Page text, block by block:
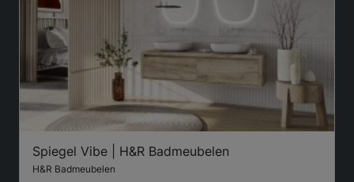
Spiegel Vibe | H&R Badmeubelen
H&R Badmeubelen